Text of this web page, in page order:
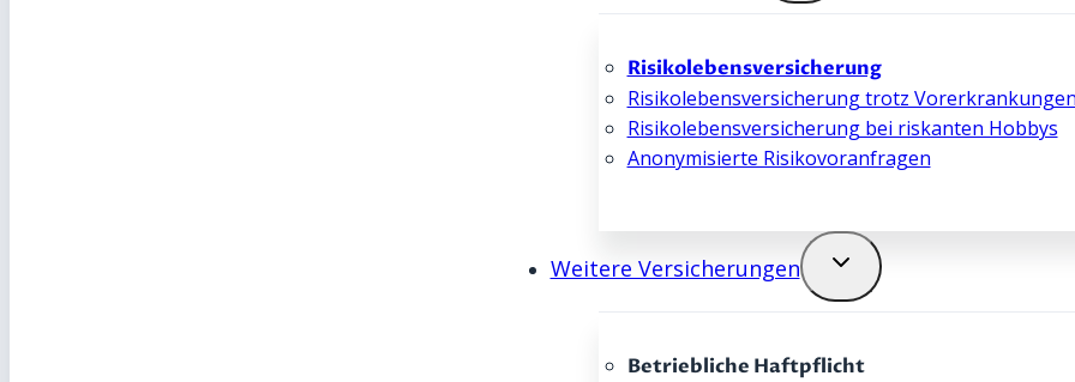
Risikolebens­­versicherung
Risikolebensversicherung trotz
Risikolebens­­versicherung bei riskanten Hobbys
Anonymisierte Risikovoranfragen
Weitere Versicherungen
Betriebliche Haftpflicht